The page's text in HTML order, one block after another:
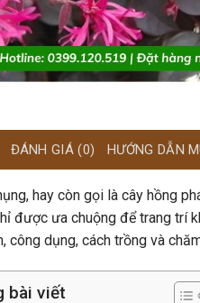
ĐÁNH GIÁ (0) HƯỚNG DẪN
hay còn gọi là cây hồng
được ưa chuộng để trang trí
công dụng, cách trồng và
bài viết